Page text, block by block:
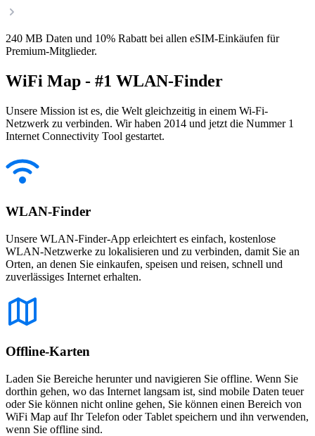
240 MB Daten und 10% Rabatt bei allen eSIM-Einkäufen für
Premium-Mitglieder.
WiFi Map - #1 WLAN-Finder
Unsere Mission ist es, die Welt gleichzeitig in einem Wi-Fi-
Netzwerk zu verbinden. Wir haben 2014 und jetzt die Nummer 1
Internet Connectivity Tool gestartet.
WLAN-Finder
Unsere WLAN-Finder-App erleichtert es einfach, kostenlose
WLAN-Netzwerke zu lokalisieren und zu verbinden, damit Sie an
Orten, an denen Sie einkaufen, speisen und reisen, schnell und
zuverlässiges Internet erhalten.
Offline-Karten
Laden Sie Bereiche herunter und navigieren Sie offline. Wenn Sie
dorthin gehen, wo das Internet langsam ist, sind mobile Daten teuer
oder Sie können nicht online gehen, Sie können einen Bereich von
WiFi Map auf Ihr Telefon oder Tablet speichern und ihn verwenden,
wenn Sie offline sind.